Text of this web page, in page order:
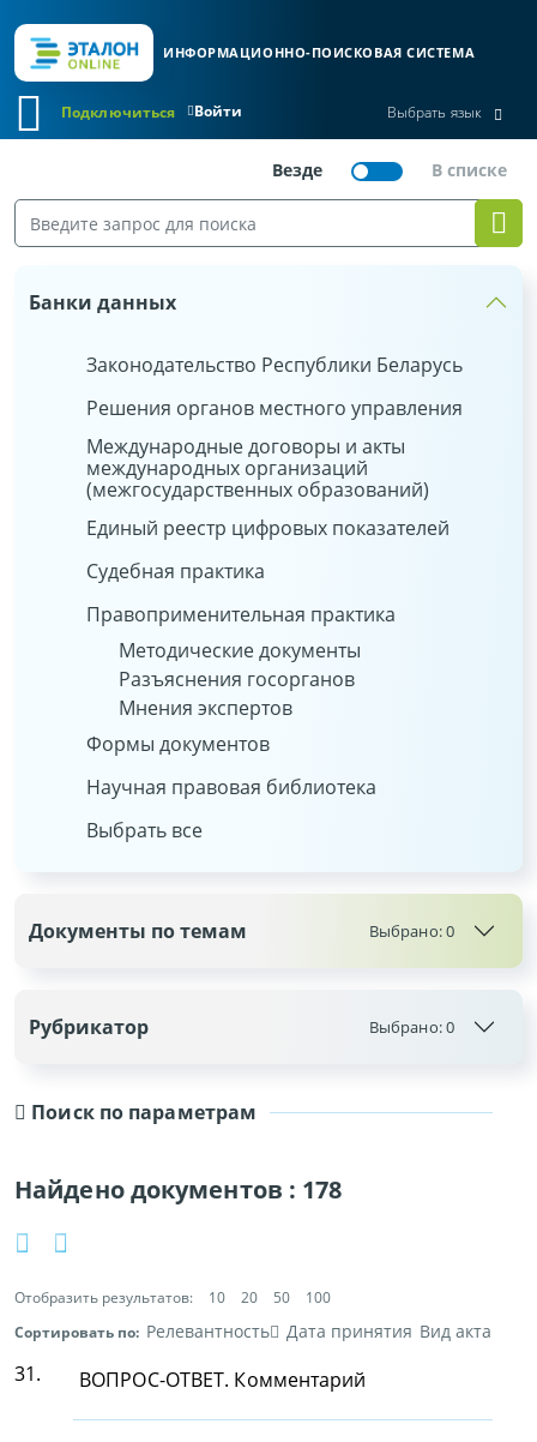
ИНФОРМАЦИОННО-ПОИСКОВАЯ СИСТЕМА
Войти
Подключиться Выбрать язык
Поиск по параметрам
Найдено документов : 178
Отобразить результатов: 10 20 50
100
Сортировать по: Релевантность Дата принятия Вид акта
31. ВОПРОС-ОТВЕТ. Комментарий
Банки данных
Законодательство Республики Беларусь
Решения органов местного управления
Международные договоры и акты
международных организаций
(межгосударственных образований)
Единый реестр цифровых показателей
Судебная практика
Правоприменительная практика
Методические документы
Разъяснения госорганов
Мнения экспертов
Формы документов
Научная правовая библиотека
Выбрать все
Документы по темам Выбрано:0
Рубрикатор Выбрано:0